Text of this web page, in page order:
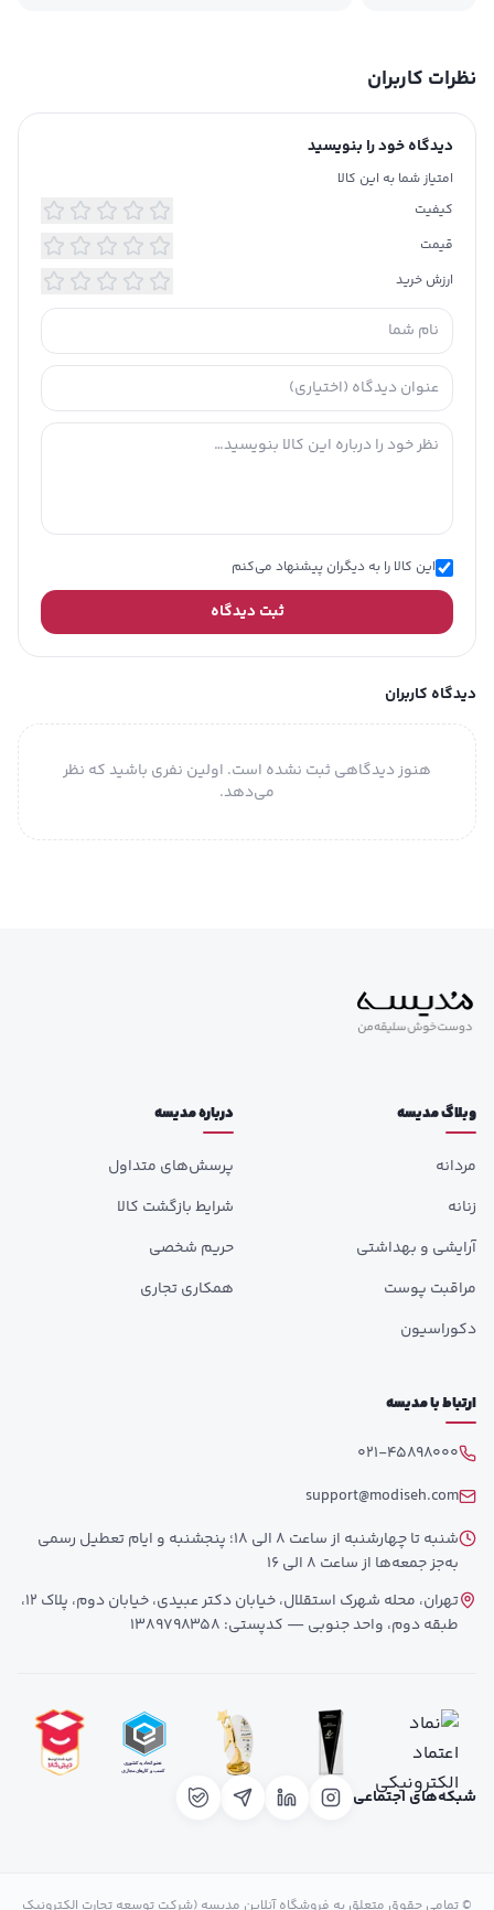
نظرات کاربران
دیدگاه خود را بنویسید
امتیاز شما به این کالا
کیفیت
قیمت
ارزش خرید
این کالا را به دیگران پیشنهاد می‌کنم
ثبت دیدگاه
دیدگاه کاربران
هنوز دیدگاهی ثبت نشده است. اولین نفری باشید که نظر
می‌دهد.
وبلاگ مدیسه
مردانه
زنانه
آرایشی و بهداشتی
مراقبت پوست
دکوراسیون
درباره مدیسه
پرسش‌های متداول
شرایط بازگشت کالا
حریم شخصی
همکاری تجاری
ارتباط با مدیسه
021-45898000
support@modiseh.com
شنبه تا چهارشنبه از ساعت 8 الی 18؛ پنجشنبه و ایام تعطیل رسمی
به‌جز جمعه‌ها از ساعت 8 الی 16
تهران، محله شهرک استقلال، خیابان دکتر عبیدی، خیابان دوم، پلاک 12،
طبقه دوم، واحد جنوبی — کدپستی: 1389798358
شبکه‌های اجتماعی